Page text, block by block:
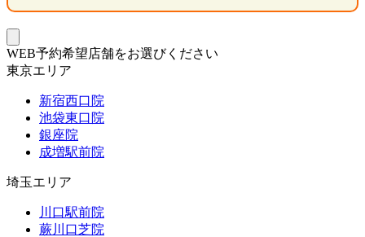
WEB予約希望店舗をお選びください
東京エリア
新宿西口院
池袋東口院
銀座院
成増駅前院
埼玉エリア
川口駅前院
蕨川口芝院